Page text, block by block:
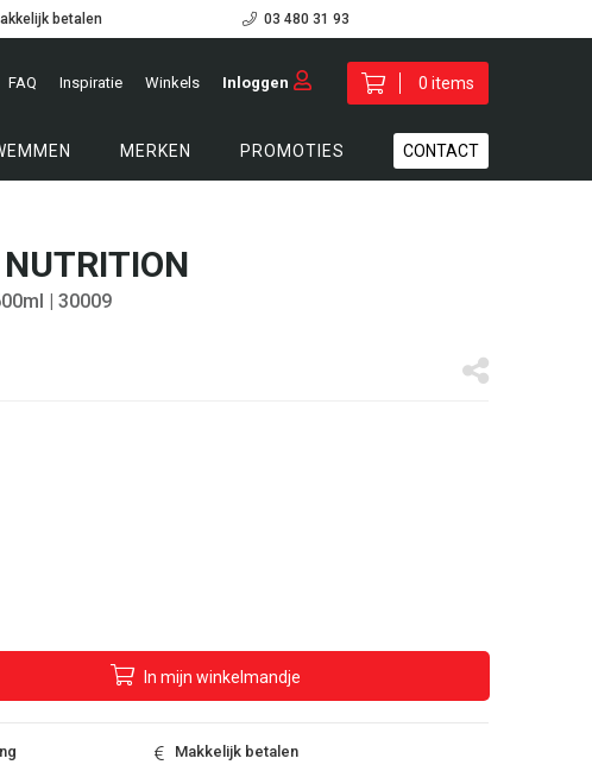
betalen 03 480 31 93
FAQ Inspiratie Winkels Inloggen 0 items
MERKEN PROMOTIES CONTACT
| 30009
In mijn winkelmandje
Makkelijk betalen